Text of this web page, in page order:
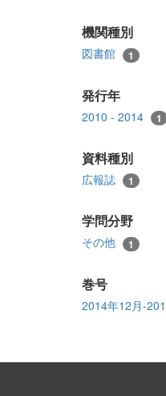
機関種別
図書館 1
発行年
2010 - 2014 1
資料種別
広報誌 1
学問分野
その他 1
巻号
2014年12月-